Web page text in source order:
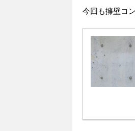
今回も擁壁コ